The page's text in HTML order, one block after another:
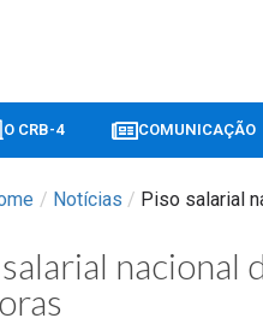
O CRB-4 COMUNICAÇÃO
/ Notícias / Piso salarial
nacional